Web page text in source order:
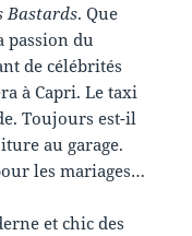
Bastards. Que
passion du
de célébrités
à Capri. Le taxi
Toujours est-il
au garage.
les mariages…
et chic des